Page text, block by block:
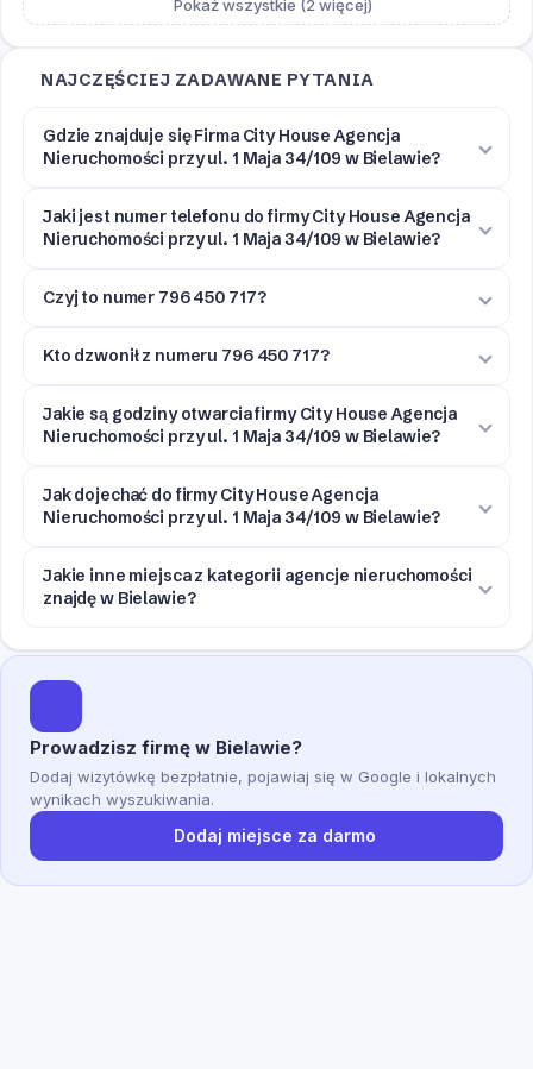
Pokaż wszystkie (2 więcej)
NAJCZĘŚCIEJ ZADAWANE PYTANIA
Gdzie znajduje się Firma City House Agencja
Nieruchomości przy ul. 1 Maja 34/109 w Bielawie?
Jaki jest numer telefonu do firmy City House Agencja
Nieruchomości przy ul. 1 Maja 34/109 w Bielawie?
Czyj to numer 796 450 717?
Kto dzwonił z numeru 796 450 717?
Jakie są godziny otwarcia firmy City House Agencja
Nieruchomości przy ul. 1 Maja 34/109 w Bielawie?
Jak dojechać do firmy City House Agencja
Nieruchomości przy ul. 1 Maja 34/109 w Bielawie?
Jakie inne miejsca z kategorii agencje nieruchomości
znajdę w Bielawie?
Prowadzisz firmę w Bielawie?
Dodaj wizytówkę bezpłatnie, pojawiaj się w Google i lokalnych
wynikach wyszukiwania.
Dodaj miejsce za darmo